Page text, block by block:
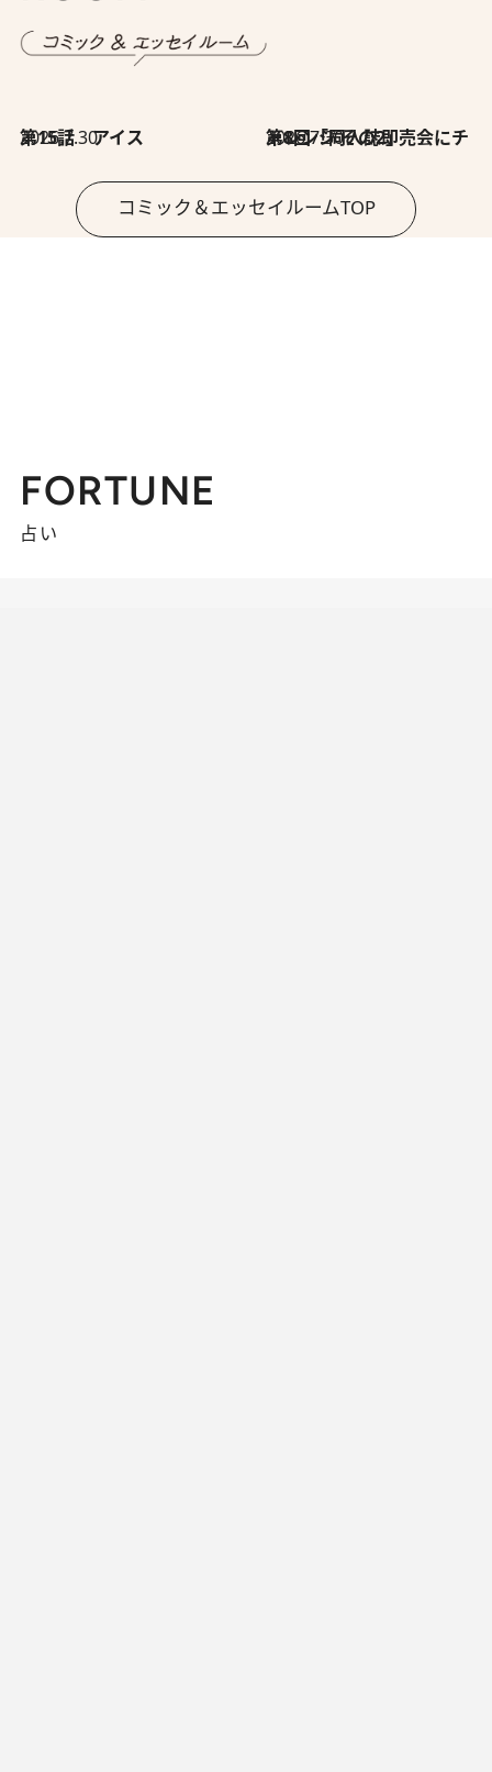
2026.7.30
第15話 アイス 2026.7.30
第8回「同人誌即売会にチャレンジ その2」
コミック＆エッセイルームTOP
FORTUNE
占い